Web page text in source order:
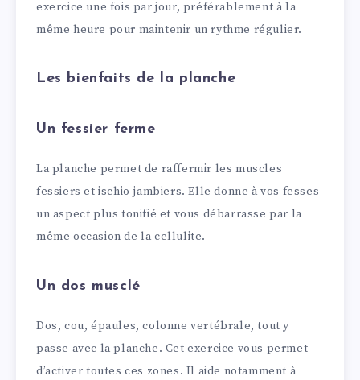
exercice une fois par jour, préférablement à la
même heure pour maintenir un rythme régulier.
Les bienfaits de la planche
Un fessier ferme
La planche permet de raffermir les muscles
fessiers et ischio-jambiers. Elle donne à vos fesses
un aspect plus tonifié et vous débarrasse par la
même occasion de la cellulite.
Un dos musclé
Dos, cou, épaules, colonne vertébrale, tout y
passe avec la planche. Cet exercice vous permet
d’activer toutes ces zones. Il aide notamment à